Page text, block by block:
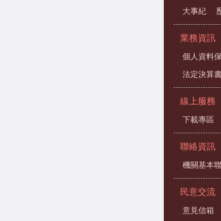
大事紀
業務資訊
個人資料
法定決算
線上服務
下載專區
聯絡資訊
機關基本
民意交流
意見信箱